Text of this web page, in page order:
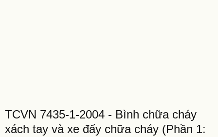
TCVN 7435-1-2004 - Bình chữa cháy
xách tay và xe đẩy chữa cháy (Phần 1: